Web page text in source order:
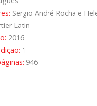
Sergio André Rocha e
Latin
2016
1
946